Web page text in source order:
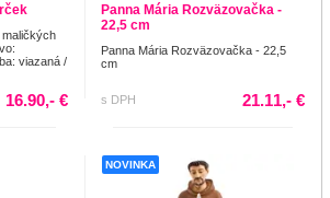
viazaná /
16.90,- €
Panna Mária Rozväzovačka -
22,5 cm
Panna Mária Rozväzovačka - 22,5
cm
s DPH 21.11,- €
NOVINKA